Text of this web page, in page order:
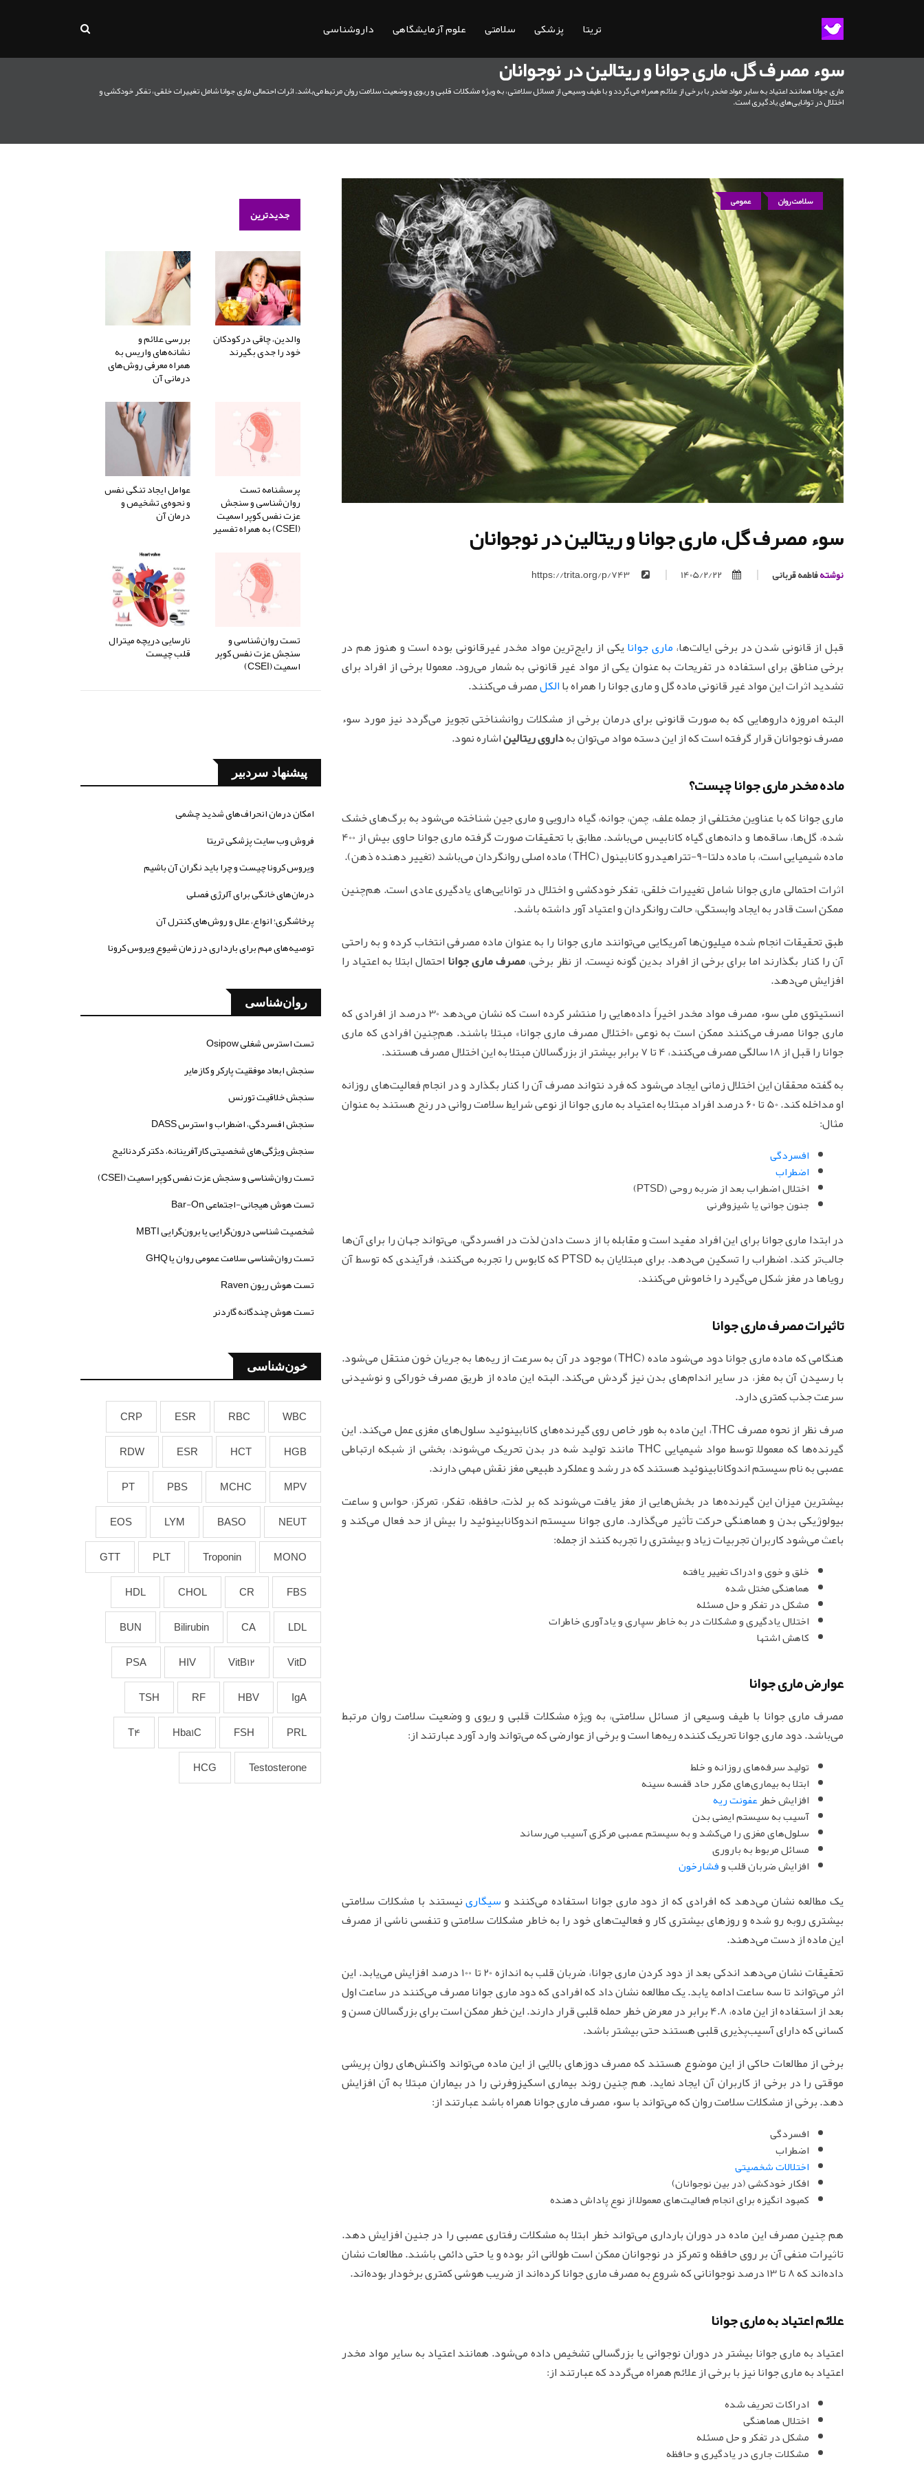
تریتا پزشکی سلامتی علوم آزمایشگاهی داروشناسی
سوء مصرف گل، ماری جوانا و ریتالین در نوجوانان
ماری جوانا همانند اعتیاد به سایر مواد مخدر با برخی از علائم همراه می‌گردد و با طیف وسیعی از مسائل سلامتی، به ویژه مشکلات قلبی و ریوی و وضعیت سلامت روان مرتبط می‌باشد. اثرات احتمالی ماری جوانا شامل تغییرات خلقی، تفکر خودکشی و
اختلال در توانایی‌های یادگیری است.
سلامت روان عمومی
سوء مصرف گل، ماری جوانا و ریتالین در نوجوانان
نوشتهفاطمه قربانی 1405/2/22
قبل از قانونی شدن در برخی ایالت‌ها،ماری جوانایکی از رایج‌ترین مواد مخدر غیرقانونی بوده است و هنوز هم در
برخی مناطق برای استفاده در تفریحات به عنوان یکی از مواد غیر قانونی به شمار می‌رود. معمولا برخی از افراد برای
تشدید اثرات این مواد غیر قانونی ماده گل و ماری جوانا را همراه باالکلمصرف می‌کنند.
البته امروزه داروهایی که به صورت قانونی برای درمان برخی از مشکلات روانشناختی تجویز می‌گردد نیز مورد سوء
مصرف نوجوانان قرار گرفته است که از این دسته مواد می‌توان بهداروی ریتالیناشاره نمود.
ماده مخدر ماری جوانا چیست؟
ماری جوانا که با عناوین مختلفی از جمله علف، چمن، جوانه، گیاه دارویی و ماری جین شناخته می‌شود به برگ‌های خشک
شده، گل‌ها، ساقه‌ها و دانه‌های گیاه کانابیس می‌باشد. مطابق با تحقیقات صورت گرفته ماری جوانا حاوی بیش از 400
ماده شیمیایی است، با ماده دلتا-9-تتراهیدرو کانابینول (THC) ماده اصلی روانگردان می‌باشد (تغییر دهنده ذهن).
اثرات احتمالی ماری جوانا شامل تغییرات خلقی، تفکر خودکشی و اختلال در توانایی‌های یادگیری عادی است. هم‌چنین
ممکن است قادر به ایجاد وابستگی، حالت روانگردان و اعتیاد آور داشته باشد.
طبق تحقیقات انجام شده میلیون‌ها آمریکایی می‌توانند ماری جوانا را به عنوان ماده مصرفی انتخاب کرده و به راحتی
آن را کنار بگذارند اما برای برخی از افراد بدین گونه نیست. از نظر برخی،مصرف ماری جوانااحتمال ابتلا به اعتیاد را
افزایش می‌دهد.
انستیتوی ملی سوء مصرف مواد مخدر اخیراً داده‌هایی را منتشر کرده است که نشان می‌دهد 30 درصد از افرادی که
ماری جوانا مصرف می‌کنند ممکن است به نوعی «اختلال مصرف ماری جوانا» مبتلا باشند. هم‌چنین افرادی که ماری
جوانا را قبل از 18 سالگی مصرف می‌کنند، 4 تا 7 برابر بیشتر از بزرگسالان مبتلا به این اختلال مصرف هستند.
به گفته محققان این اختلال زمانی ایجاد می‌شود که فرد نتواند مصرف آن را کنار بگذارد و در انجام فعالیت‌های روزانه
او مداخله کند. 50 تا 60 درصد افراد مبتلا به اعتیاد به ماری جوانا از نوعی شرایط سلامت روانی در رنج هستند به عنوان
مثال:
افسردگی
اضطراب
اختلال اضطراب بعد از ضربه روحی (PTSD)
جنون جوانی یا شیزوفرنی
در ابتدا ماری جوانا برای این افراد مفید است و مقابله با از دست دادن لذت در افسردگی، می‌تواند جهان را برای آن‌ها
جالب‌تر کند. اضطراب را تسکین می‌دهد. برای مبتلایان به PTSD که کابوس را تجربه می‌کنند، فرآیندی که توسط آن
رویاها در مغز شکل می‌گیرد را خاموش می‌کنند.
تاثیرات مصرف ماری جوانا
هنگامی که ماده ماری جوانا دود می‌شود ماده (THC) موجود در آن به سرعت از ریه‌ها به جریان خون منتقل می‌شود.
با رسیدن آن به مغز، در سایر اندام‌های بدن نیز گردش می‌کند. البته این ماده از طریق مصرف خوراکی و نوشیدنی
سرعت جذب کمتری دارد.
صرف نظر از نحوه مصرف THC، این ماده به طور خاص روی گیرنده‌های کانابینوئید سلول‌های مغزی عمل می‌کند. این
گیرنده‌ها که معمولاً توسط مواد شیمیایی THC مانند تولید شه در بدن تحریک می‌شوند، بخشی از شبکه ارتباطی
عصبی به نام سیستم اندوکانابینوئید هستند که در رشد و عملکرد طبیعی مغز نقش مهمی‌ دارند.
بیشترین میزان این گیرنده‌ها در بخش‌هایی از مغز یافت می‌شوند که بر لذت، حافظه، تفکر، تمرکز، حواس و ساعت
بیولوژیکی بدن و هماهنگی حرکت تأثیر می‌گذارد. ماری جوانا سیستم اندوکانابینوئید را بیش از حد فعال می‌کند و
باعث می‌شود کاربران تجربیات زیاد و بیشتری را تجربه کنند از جمله:
خلق و خوی و ادراک تغییر یافته
هماهنگی مختل شده
مشکل در تفکر و حل مسئله
اختلال یادگیری و مشکلات در به خاطر سپاری و یادآوری خاطرات
کاهش اشتها
عوارض ماری جوانا
مصرف ماری جوانا با طیف وسیعی از مسائل سلامتی، به ویژه مشکلات قلبی و ریوی و وضعیت سلامت روان مرتبط
می‌باشد. دود ماری جوانا تحریک کننده ریه‌ها است و برخی از عوارضی که می‌تواند وارد آورد عبارتند از:
تولید سرفه‌های روزانه و خلط
ابتلا به بیماری‌های مکرر حاد قفسه سینه
افزایش خطرعفونت ریه
آسیب به سیستم ایمنی بدن
سلول‌های مغزی را می‌کشد و به سیستم عصبی مرکزی آسیب می‌رساند
مسائل مربوط به باروری
افزایش ضربان قلب وفشارخون
یک مطالعه نشان می‌دهد که افرادی که از دود ماری جوانا استفاده می‌کنند وسیگارینیستند با مشکلات سلامتی
بیشتری روبه رو شده و روزهای بیشتری کار و فعالیت‌های خود را به خاطر مشکلات سلامتی و تنفسی ناشی از مصرف
این ماده از دست می‌دهند.
تحقیقات نشان می‌دهد اندکی بعد از دود کردن ماری جوانا، ضربان قلب به اندازه 20 تا 100 درصد افزایش می‌یابد. این
اثر می‌تواند تا سه ساعت ادامه یابد. یک مطالعه نشان داد که افرادی که دود ماری جوانا مصرف می‌کنند در ساعت اول
بعد از استفاده از این ماده، 4.8 برابر در معرض خطر حمله قلبی قرار دارند. این خطر ممکن است برای بزرگسالان مسن و
کسانی که دارای آسیب‌پذیری قلبی هستند حتی بیشتر باشد.
برخی از مطالعات حاکی از این موضوع هستند که مصرف دوزهای بالایی از این ماده می‌تواند واکنش‌های روان پریشی
موقتی را در برخی از کاربران آن ایجاد نماید. هم چنین روند بیماری اسکیزوفرنی را در بیماران مبتلا به آن افزایش
دهد. برخی از مشکلات سلامت روان که می‌تواند با سوء مصرف ماری جوانا همراه باشد عبارتند از:
افسردگی
اضطراب
اختلالات شخصیتی
افکار خودکشی (در بین نوجوانان)
کمبود انگیزه برای انجام فعالیت‌های معمولاً از نوع پاداش دهنده
هم چنین مصرف این ماده در دوران بارداری می‌تواند خطر ابتلا به مشکلات رفتاری عصبی را در جنین افزایش دهد.
تاثیرات منفی آن بر روی حافظه و تمرکز در نوجوانان ممکن است طولانی اثر بوده و یا حتی دائمی‌ باشند. مطالعات نشان
داده‌اند که 8 تا 13 درصد نوجوانانی که شروع به مصرف ماری جوانا کرده‌اند از ضریب هوشی کمتری برخودار بوده‌اند.
علائم اعتیاد به ماری جوانا
اعتیاد به ماری جوانا بیشتر در دوران نوجوانی یا بزرگسالی تشخیص داده می‌شود. همانند اعتیاد به سایر مواد مخدر
اعتیاد به ماری جوانا نیز با برخی از علائم همراه می‌گردد که عبارتند از:
ادراکات تحریف شده
اختلال هماهنگی
مشکل در تفکر و حل مسئله
مشکلات جاری در یادگیری و حافظه
جدیدترین
والدین، چاقی در کودکان
خود را جدی بگیرند
بررسی علائم و
نشانه‌های واریس به
همراه معرفی روش‌های
درمانی آن
پرسشنامه تست
روان‌شناسی و سنجش
عزت نفس کوپر اسمیت
(CSEI) به همراه تفسیر
عوامل ایجاد تنگی نفس
و نحوه‌ی تشخیص و
درمان آن
تست روان‌شناسی و
سنجش عزت نفس کوپر
اسمیت (CSEI)
نارسایی دریچه میترال
قلب چیست
پیشنهاد سردبیر
امکان درمان انحراف‌های شدید چشمی
فروش وب سایت پزشکی تریتا
ویروس کرونا چیست و چرا باید نگران آن باشیم
درمان‌های خانگی برای آلرژی فصلی
پرخاشگری؛ انواع، علل و روش‌های کنترل آن
توصیه‌های مهم برای بارداری در زمان شیوع ویروس کرونا
روان‌شناسی
تست استرس شغلی Osipow
سنجش ابعاد موفقیت پارکر و کازمایر
سنجش خلاقیت تورنس
سنجش افسردگی، اضطراب و استرس DASS
سنجش ویژگی‌های شخصیتی کارآفرینانه، دکتر کردنائیج
تست روان‌شناسی و سنجش عزت نفس کوپر اسمیت (CSEI)
تست هوش هیجانی-اجتماعی Bar-On
شخصیت شناسی درون‌گرایی یا برون‌گرایی MBTI
تست روان‌شناسی سلامت عمومی روان یا GHQ
تست هوش ریون Raven
تست هوش چندگانه گاردنر
خون‌شناسی
WBC
RBC
ESR
CRP
HGB
HCT
ESR
RDW
MPV
MCHC
PBS
PT
NEUT
BASO
LYM
EOS
MONO
Troponin
PLT
GTT
FBS
CR
CHOL
HDL
LDL
CA
Bilirubin
BUN
VitD
VitB12
HIV
PSA
IgA
HBV
RF
TSH
PRL
FSH
Hba1C
T4
Testosterone
HCG